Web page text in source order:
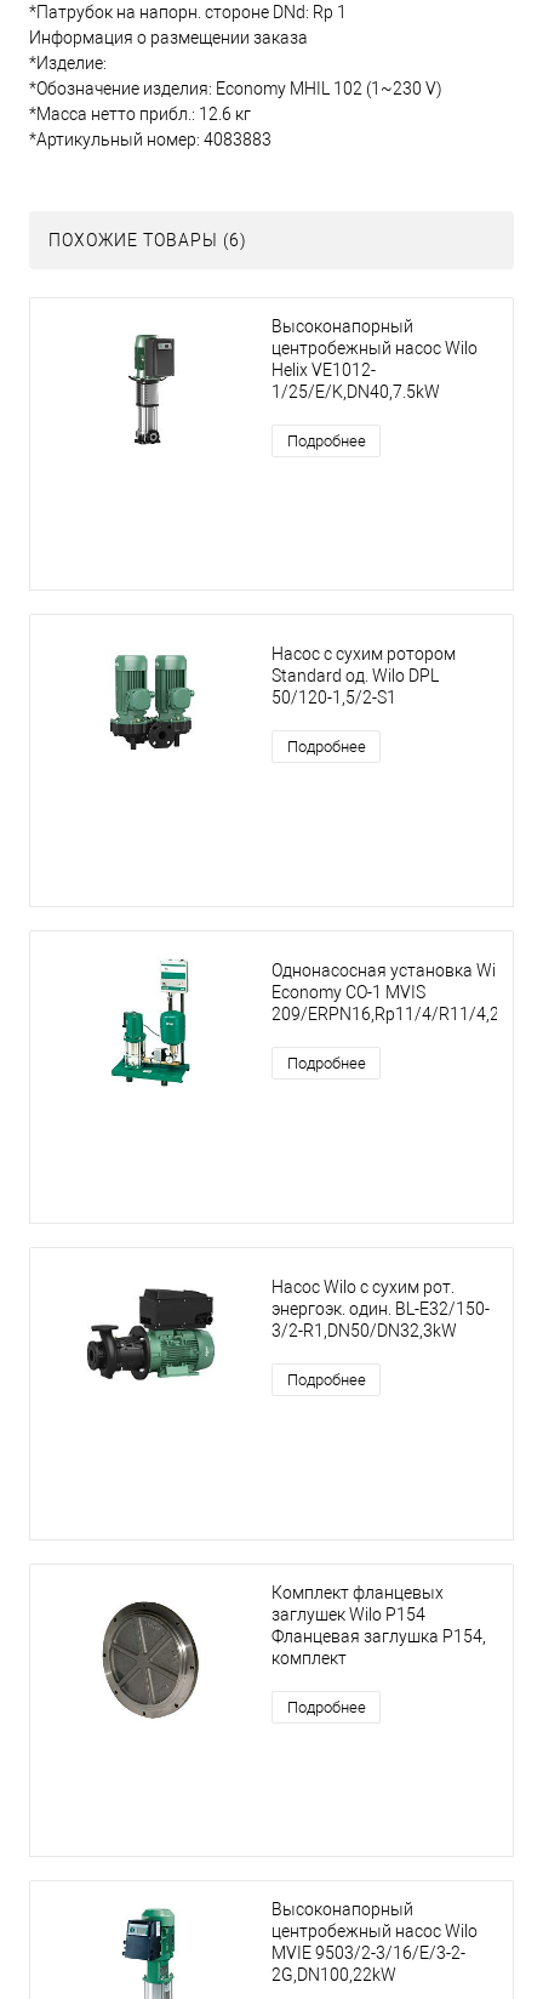
*Патрубок на напорн. стороне DNd: Rp 1
Информация о размещении заказа
*Изделие:
*Обозначение изделия: Economy MHIL 102 (1~230 V)
*Масса нетто прибл.: 12.6 кг
*Артикульный номер: 4083883
ПОХОЖИЕ ТОВАРЫ (6)
Высоконапорный
центробежный насос Wilo
Helix VE1012-
1/25/E/K,DN40,7.5kW
Подробнее
Насос с сухим ротором
Standard од. Wilo DPL
50/120-1,5/2-S1
Подробнее
Однонасосная установка Wilo
Economy CO-1 MVIS
209/ERPN16,Rp11/4/R11/4,2.2kW
Подробнее
Насос Wilo с сухим рот.
энергоэк. один. BL-E32/150-
3/2-R1,DN50/DN32,3kW
Подробнее
Комплект фланцевых
заглушек Wilo P154
Фланцевая заглушка P154,
комплект
Подробнее
Высоконапорный
центробежный насос Wilo
MVIE 9503/2-3/16/E/3-2-
2G,DN100,22kW